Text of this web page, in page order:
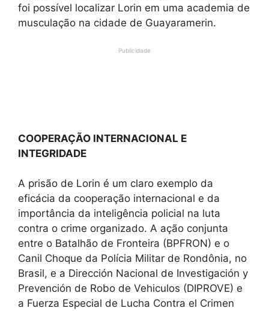
foi possível localizar Lorin em uma academia de
musculação na cidade de Guayaramerin.
Publicidade
COOPERAÇÃO INTERNACIONAL E
INTEGRIDADE
A prisão de Lorin é um claro exemplo da
eficácia da cooperação internacional e da
importância da inteligência policial na luta
contra o crime organizado. A ação conjunta
entre o Batalhão de Fronteira (BPFRON) e o
Canil Choque da Polícia Militar de Rondônia, no
Brasil, e a Dirección Nacional de Investigación y
Prevención de Robo de Vehiculos (DIPROVE) e
a Fuerza Especial de Lucha Contra el Crimen